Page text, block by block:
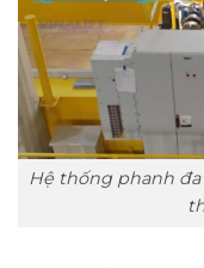
Hệ thống phanh